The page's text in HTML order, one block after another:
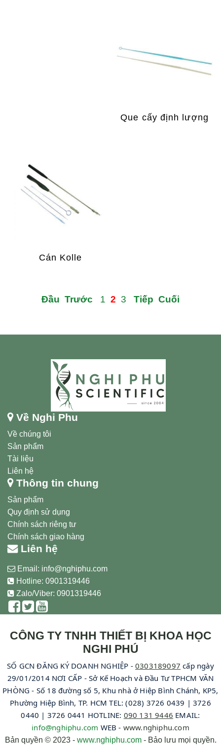
Que cấy định lượng
Cán Kolle
Đầu Trước 1 2 3 Tiếp Cuối
Về Nghi Phu
Về chúng tôi
Sản phẩm
Tài liệu
Liên hệ
Thông tin chung
Sản phẩm
Quy định sử dụng
Chính sách riêng tư
Chính sách giao hàng
Liên hệ
Email: info@nghiphu.com
Hotline: 0901319446
Zalo/Viber: 0901319446
CÔNG TY TNHH THIẾT BỊ KHOA HỌC
NGHI PHÚ
SỐ GCN ĐĂNG KÝ DOANH NGHIỆP -0303189097 cấp ngày
29/01/2014 NƠI CẤP - Sở Kế Hoạch và Đầu Tư TPHCM VĂN
PHÒNG - Số 18 đường số 5, Khu nhà ở Hiệp Bình Chánh, KP5,
Phường Hiệp Bình, TP. HCM TEL: (028) 3726 0439 | 3726
0440 | 3726 0441 HOTLINE: 090 131 9446 EMAIL:
info@nghiphu.com WEB - www.nghiphu.com
Bản quyền © 2023 - www.nghiphu.com- Bảo lưu mọi quyền.